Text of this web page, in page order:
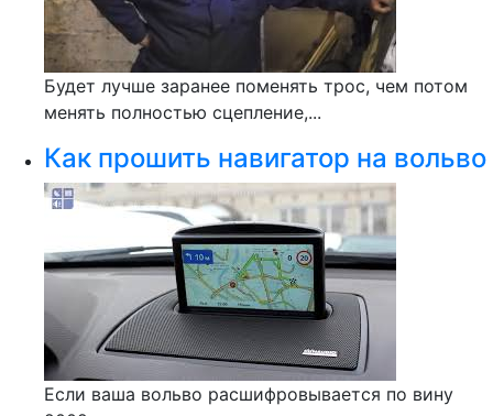
Будет лучше заранее поменять трос, чем потом
менять полностью сцепление,...
Как прошить навигатор на вольво
Если ваша вольво расшифровывается по вину